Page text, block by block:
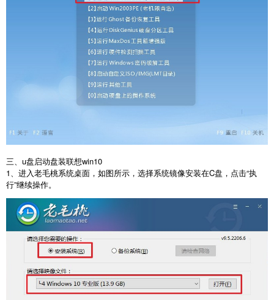
三、u盘启动盘装联想win10
1、进入老毛桃系统桌面，如图所示，选择系统镜像安装在C盘，点击“执
行”继续操作。